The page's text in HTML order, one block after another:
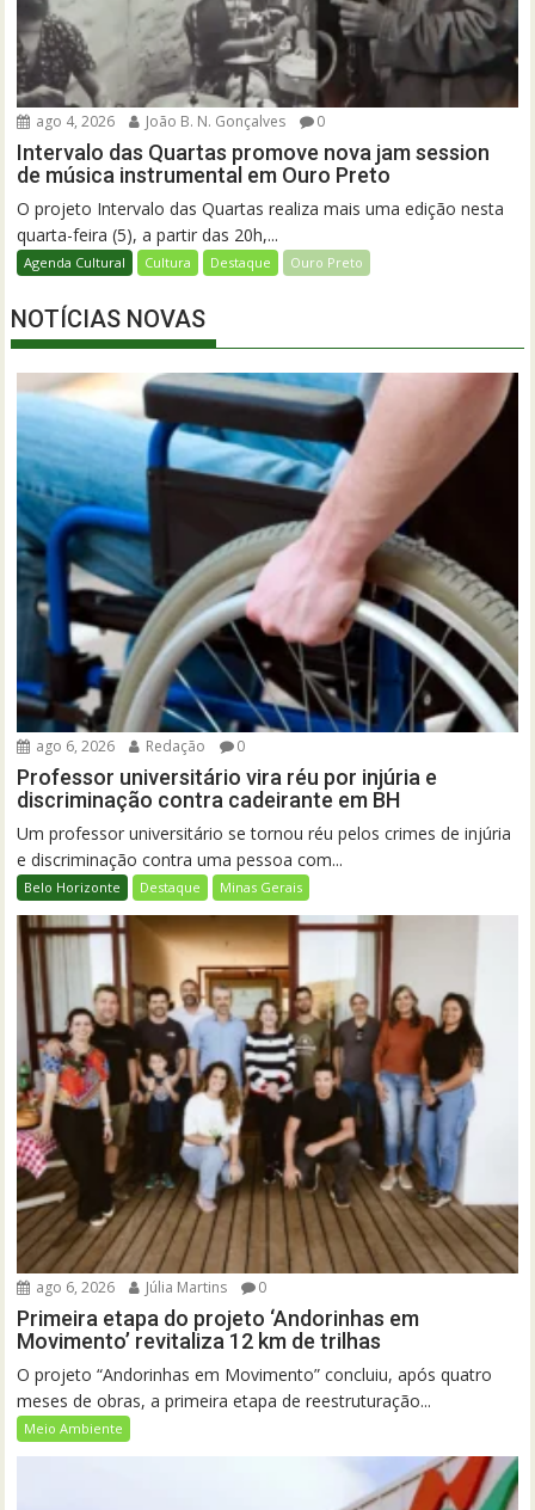
ago 4, 2026 João B. N. Gonçalves 0
Intervalo das Quartas promove nova jam session
de música instrumental em Ouro Preto
O projeto Intervalo das Quartas realiza mais uma edição nesta
quarta-feira (5), a partir das 20h,...
Agenda Cultural Cultura Destaque Ouro Preto
NOTÍCIAS NOVAS
ago 6, 2026 Redação 0
Professor universitário vira réu por injúria e
discriminação contra cadeirante em BH
Um professor universitário se tornou réu pelos crimes de injúria
e discriminação contra uma pessoa com...
Belo Horizonte Destaque Minas Gerais
ago 6, 2026 Júlia Martins 0
Primeira etapa do projeto ‘Andorinhas em
Movimento’ revitaliza 12 km de trilhas
O projeto “Andorinhas em Movimento” concluiu, após quatro
meses de obras, a primeira etapa de reestruturação...
Meio Ambiente